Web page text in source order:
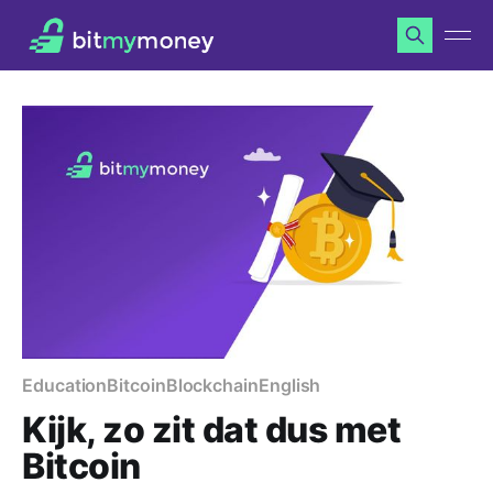
EducationBitcoinBlockchainEnglish
Kijk, zo zit dat dus met
Bitcoin